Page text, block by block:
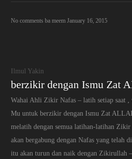
No comments ba meem January 16, 2015
Ilmul Yakin
berzikir dengan Ismu Zat
Wahai Ahli Zikir Nafas – latih setiap saat ,
Mu untuk berzikir dengan Ismu Zat
melatih dengan semua latihan-latihan
akan bergabung dengan Nafas yang telah
itu akan turun dan naik dengan Zikirullah